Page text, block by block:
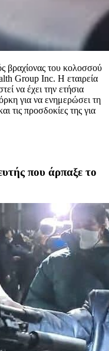
βραχίονας του κολοσσού
Group Inc. Η εταιρεία
να έχει την ετήσια
για να ενημερώσει τη
τις προσδοκίες της για
που άρπαξε το